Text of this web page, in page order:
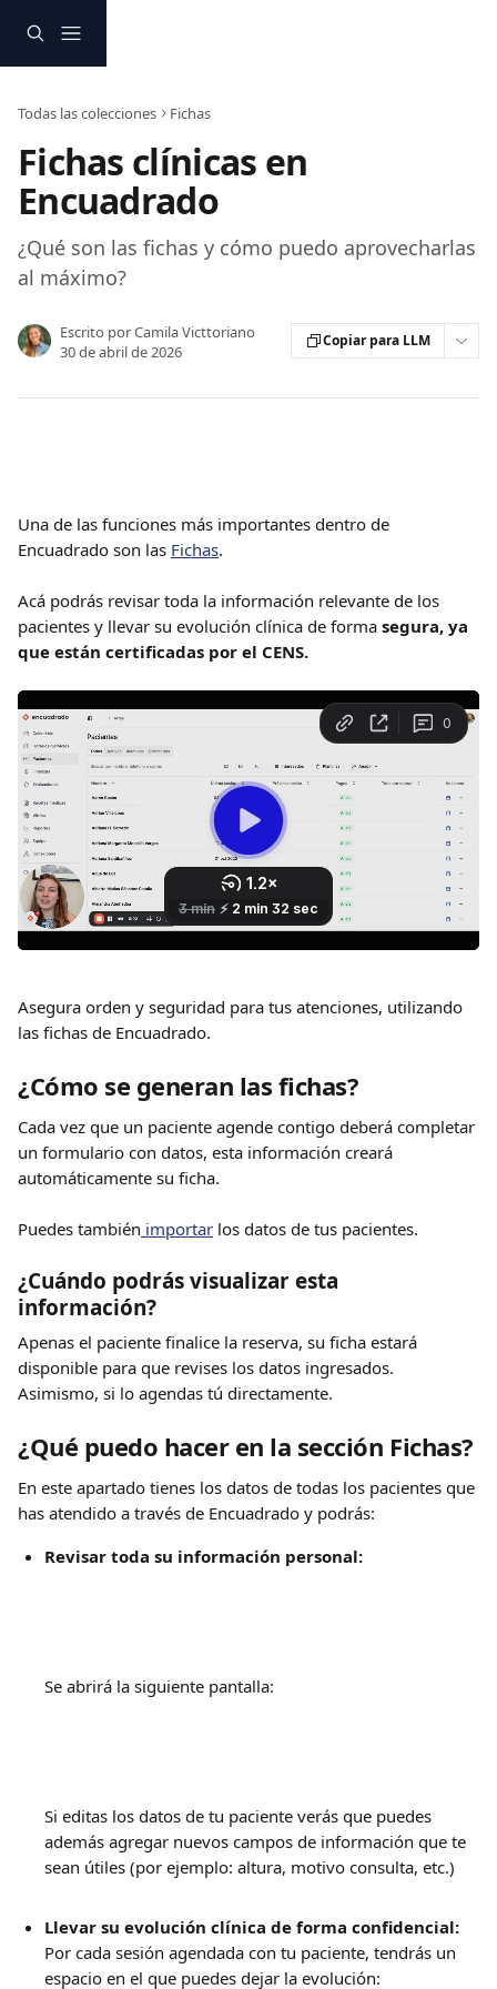
Todas las colecciones Fichas
Fichas clínicas en
Encuadrado
¿Qué son las fichas y cómo puedo aprovecharlas
al máximo?
Escrito porCamila Victtoriano
30 de abril de 2026
Copiar para LLM
Una de las funciones más importantes dentro de
Encuadrado son las Fichas.
Acá podrás revisar toda la información relevante de los
pacientes y llevar su evolución clínica de forma segura, ya
que están certificadas por el CENS.
Asegura orden y seguridad para tus atenciones, utilizando
las fichas de Encuadrado.
¿Cómo se generan las fichas?
Cada vez que un paciente agende contigo deberá completar
un formulario con datos, esta información creará
automáticamente su ficha.
Puedes también importar los datos de tus pacientes.
¿Cuándo podrás visualizar esta
información?
Apenas el paciente finalice la reserva, su ficha estará
disponible para que revises los datos ingresados.
Asimismo, si lo agendas tú directamente.
¿Qué puedo hacer en la sección Fichas?
En este apartado tienes los datos de todas los pacientes que
has atendido a través de Encuadrado y podrás:
Revisar toda su información personal:
Se abrirá la siguiente pantalla:
Si editas los datos de tu paciente verás que puedes
además agregar nuevos campos de información que te
sean útiles (por ejemplo: altura, motivo consulta, etc.)
Llevar su evolución clínica de forma confidencial:
Por cada sesión agendada con tu paciente, tendrás un
espacio en el que puedes dejar la evolución: